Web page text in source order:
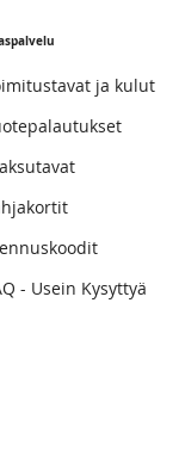
ja kulut
- Usein Kysyttyä